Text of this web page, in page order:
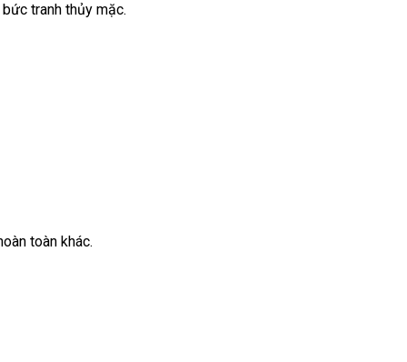
tranh thủy mặc.
toàn khác.